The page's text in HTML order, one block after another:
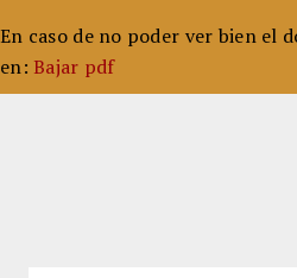
En caso de no poder ver bien el
en:Bajar pdf